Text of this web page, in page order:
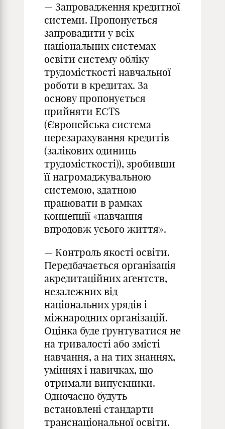
— Запровадження кредитної
системи. Пропонується
запровадити у всіх
національних системах
освіти систему обліку
трудомісткості навчальної
роботи в кредитах. За
основу пропонується
прийняти ECTS
(Європейська система
перезарахування кредитів
(залікових одиниць
трудомісткості)), зробивши
її нагромаджувальною
системою, здатною
працювати в рамках
концепції «навчання
впродовж усього життя».
— Контроль якості освіти.
Передбачається організація
акредитаційних аґентств,
незалежних від
національних урядів і
міжнародних організацій.
Оцінка буде ґрунтуватися не
на тривалості або змісті
навчання, а на тих знаннях,
уміннях і навичках, що
отримали випускники.
Одночасно будуть
встановлені стандарти
транснаціональної освіти.